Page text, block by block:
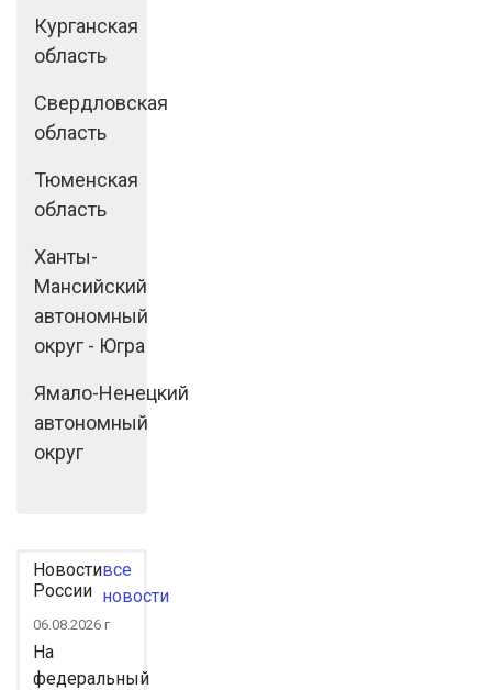
Курганская
область
Свердловская
область
Тюменская
область
Ханты-
Мансийский
автономный
округ - Югра
Ямало-Ненецкий
автономный
округ
Новости
России
все
новости
06.08.2026 г
На
федеральный